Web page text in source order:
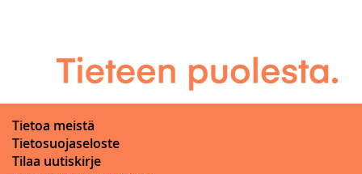
Tietoa meistä
Tietosuojaseloste
Tilaa uutiskirje